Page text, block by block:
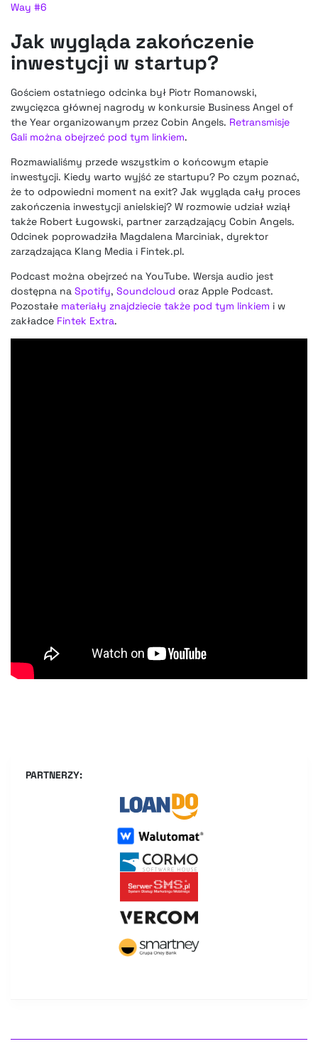
Way #6
Jak wygląda zakończenie
inwestycji w startup?
Gościem ostatniego odcinka był Piotr Romanowski,
zwycięzca głównej nagrody w konkursie Business Angel of
the Year organizowanym przez Cobin Angels. Retransmisje
Gali można obejrzeć pod tym linkiem.
Rozmawialiśmy przede wszystkim o końcowym etapie
inwestycji. Kiedy warto wyjść ze startupu? Po czym poznać,
że to odpowiedni moment na exit? Jak wygląda cały proces
zakończenia inwestycji anielskiej? W rozmowie udział wziął
także Robert Ługowski, partner zarządzający Cobin Angels.
Odcinek poprowadziła Magdalena Marciniak, dyrektor
zarządzająca Klang Media i Fintek.pl.
Podcast można obejrzeć na YouTube. Wersja audio jest
dostępna na Spotify, Soundcloud oraz Apple Podcast.
Pozostałe materiały znajdziecie także pod tym linkiem i w
zakładce Fintek Extra.
PARTNERZY: